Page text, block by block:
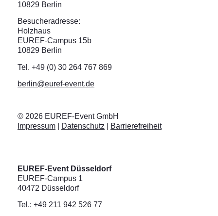
10829 Berlin
Besucheradresse:
Holzhaus
EUREF-Campus 15b
10829 Berlin
Tel. +49 (0) 30 264 767 869
berlin@euref-event.de
© 2026 EUREF-Event GmbH
Impressum
Datenschutz Barrierefreiheit
EUREF-Event Düsseldorf
EUREF-Campus 1
40472 Düsseldorf
Tel.: +49 211 942 526 77